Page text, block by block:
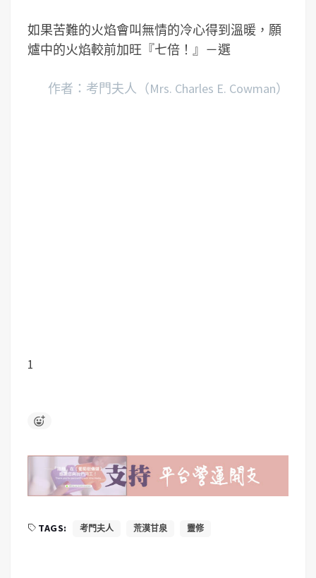
如果苦難的火焰會叫無情的冷心得到溫暖，願
爐中的火焰較前加旺『七倍！』－選
作者：考門夫人（Mrs. Charles E. Cowman）
1
TAGS: 考門夫人 荒漠甘泉 靈修